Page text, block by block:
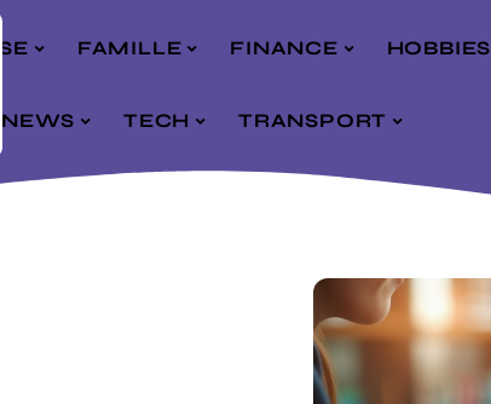
FAMILLE FINANCE HOBBIES
NEWS TECH TRANSPORT